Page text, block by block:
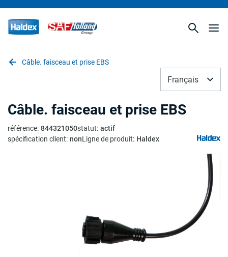
Câble. faisceau et prise EBS
Français
Câble. faisceau et prise EBS
référence: 844321050statut: actif
spécification client: nonLigne de produit: Haldex